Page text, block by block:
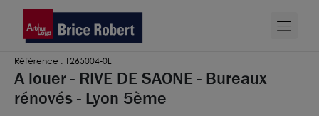
Référence : 1265004-0L
A louer - RIVE DE SAONE - Bureaux
rénovés - Lyon 5ème